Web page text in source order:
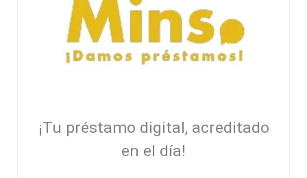
¡Tu préstamo digital, acreditado
en el día!